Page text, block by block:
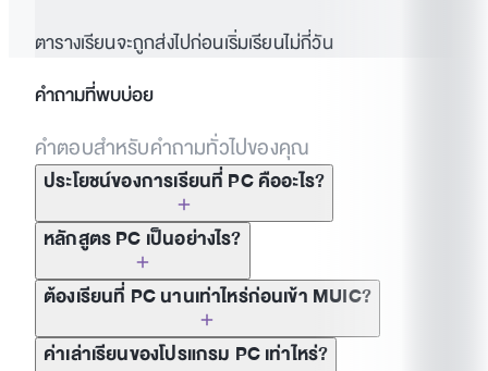
ตารางเรียนจะถูกส่งไปก่อนเริ่มเรียนไม่กี่วัน
คำถามที่พบบ่อย
คำตอบสำหรับคำถามทั่วไปของคุณ
ประโยชน์ของการเรียนที่ PC คืออะไร?
หลักสูตร PC เป็นอย่างไร?
ต้องเรียนที่ PC นานเท่าไหร่ก่อนเข้า MUIC?
ค่าเล่าเรียนของโปรแกรม PC เท่าไหร่?